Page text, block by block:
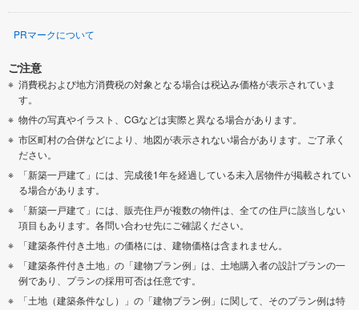
PRマークについて
ご注意
消費税および地方消費税の対象となる場合は税込み価格が表示されていま
す。
物件の写真やイラスト、CGなどは実際と異なる場合があります。
市区町村の合併などにより、地図が表示されない場合があります。ご了承く
ださい。
「新築一戸建て」には、完成後1年を経過している未入居物件が掲載されてい
る場合があります。
「新築一戸建て」には、販売住戸が複数の物件は、全ての住戸に該当しない
項目もあります。各問い合わせ先にご確認ください。
「建築条件付き土地」の価格には、建物価格は含まれません。
「建築条件付き土地」の「建物プラン例」は、土地購入者の設計プランの一
例であり、プランの採用可否は任意です。
「土地（建築条件なし）」の「建物プラン例」に関して、そのプラン例は特